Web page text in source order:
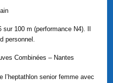
sur 100 m (performance N4). Il
personnel.
Combinées – Nantes
l’heptathlon senior femme avec